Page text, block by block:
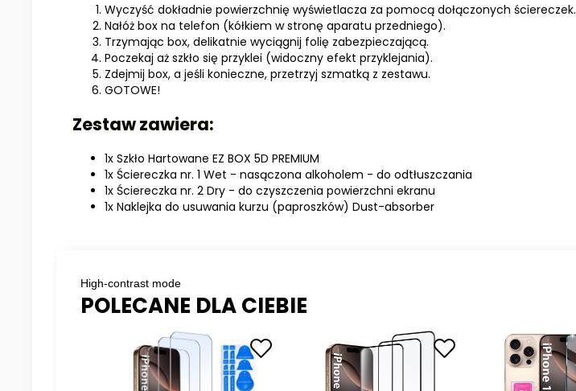
Wyczyść dokładnie powierzchnię wyświetlacza za pomocą dołączonych ściereczek.
Nałóż box na telefon (kółkiem w stronę aparatu przedniego).
Trzymając box, delikatnie wyciągnij folię zabezpieczającą.
Poczekaj aż szkło się przyklei (widoczny efekt przyklejania).
Zdejmij box, a jeśli konieczne, przetrzyj szmatką z zestawu.
GOTOWE!
Zestaw zawiera:
1x Szkło Hartowane EZ BOX 5D PREMIUM
1x Ściereczka nr. 1 Wet - nasączona alkoholem - do odtłuszczania
1x Ściereczka nr. 2 Dry - do czyszczenia powierzchni ekranu
1x Naklejka do usuwania kurzu (paproszków) Dust-absorber
High-contrast mode
POLECANE DLA CIEBIE